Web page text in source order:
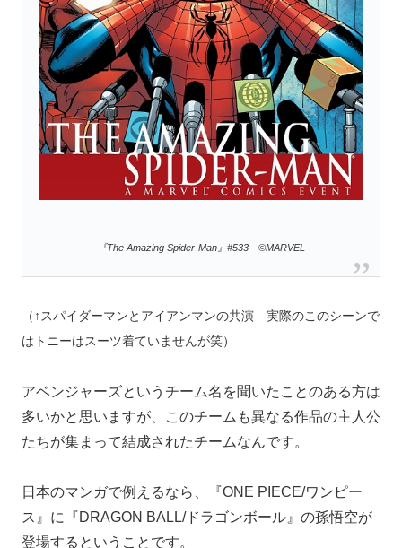
『The Amazing Spider-Man』#533 ©MARVEL
（↑スパイダーマンとアイアンマンの共演 実際のこのシーンで
はトニーはスーツ着ていませんが笑）
アベンジャーズというチーム名を聞いたことのある方は
多いかと思いますが、このチームも異なる作品の主人公
たちが集まって結成されたチームなんです。
日本のマンガで例えるなら、『ONE PIECE/ワンピー
ス』に『DRAGON BALL/ドラゴンボール』の孫悟空が
登場するということです。